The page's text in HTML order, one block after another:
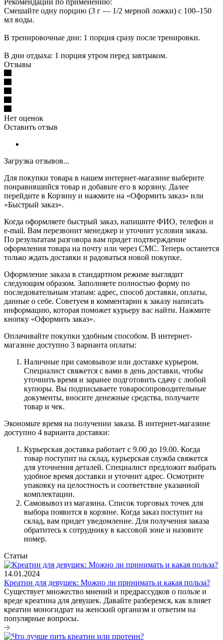
Смешайте одну порцию (3 г — 1/2 мерной ложки) с 100–150
мл воды.
В тренировочные дни: 1 порция сразу после тренировки.
В дни отдыха: 1 порция утром перед завтраком.
Отзывы
Нет оценок
Оставить отзыв
Загрузка отзывов...
Для покупки товара в нашем интернет-магазине выберите
понравившийся товар и добавьте его в корзину. Далее
перейдите в Корзину и нажмите на «Оформить заказ» или
«Быстрый заказ».
Когда оформляете быстрый заказ, напишите ФИО, телефон и
e-mail. Вам перезвонит менеджер и уточнит условия заказа.
По результатам разговора вам придет подтверждение
оформления товара на почту или через СМС. Теперь останется
только ждать доставки и радоваться новой покупке.
Оформление заказа в стандартном режиме выглядит
следующим образом. Заполняете полностью форму по
последовательным этапам: адрес, способ доставки, оплаты,
данные о себе. Советуем в комментарии к заказу написать
информацию, которая поможет курьеру вас найти. Нажмите
кнопку «Оформить заказ».
Оплачивайте покупки удобным способом. В интернет-
магазине доступно 3 варианта оплаты:
Наличные при самовывозе или доставке курьером.
Специалист свяжется с вами в день доставки, чтобы
уточнить время и заранее подготовить сдачу с любой
купюры. Вы подписываете товаросопроводительные
документы, вносите денежные средства, получаете
товар и чек.
Экономьте время на получении заказа. В интернет-магазине
доступно 4 варианта доставки:
Курьерская доставка работает с 9.00 до 19.00. Когда
товар поступит на склад, курьерская служба свяжется
для уточнения деталей. Специалист предложит выбрать
удобное время доставки и уточнит адрес. Осмотрите
упаковку на целостность и соответствие указанной
комплектации.
Самовывоз из магазина. Список торговых точек для
выбора появится в корзине. Когда заказ поступит на
склад, вам придет уведомление. Для получения заказа
обратитесь к сотруднику в кассовой зоне и назовите
номер.
Статьи
14.01.2024
Креатин для девушек: Можно ли принимать и какая польза?
Существует множество мнений и предрассудков о пользе и
вреде креатина для девушек. Давайте разберемся, как влияет
креатин моногидрат на женский организм и ответим на
популярные вопросы.